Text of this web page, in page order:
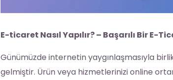
E-ticaret Nasıl Yapılır? – Başarılı Bir E-
Günümüzde internetin yaygınlaşmasıyla
gelmiştir. Ürün veya hizmetlerinizi online